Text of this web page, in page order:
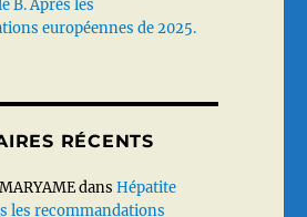
B. Après les
européennes de 2025.
RÉCENTS
dansHépatite
les recommandations